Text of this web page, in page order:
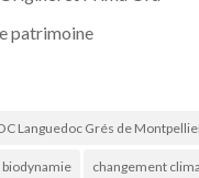
patrimoine
Languedoc Grés de
biodynamie changement